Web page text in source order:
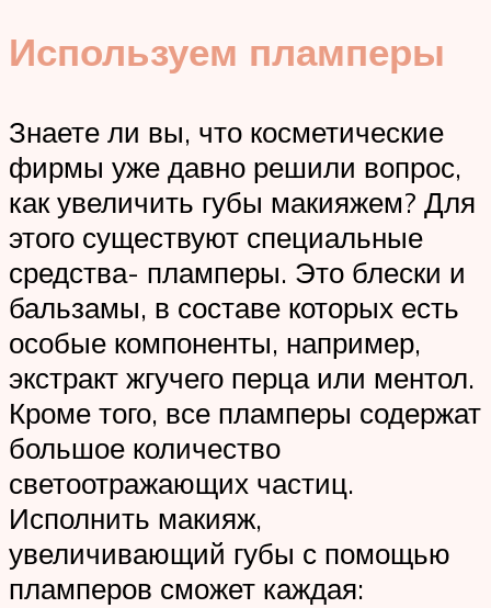
Используем пламперы
Знаете ли вы, что косметические
фирмы уже давно решили вопрос,
как увеличить губы макияжем? Для
этого существуют специальные
средства- пламперы. Это блески и
бальзамы, в составе которых есть
особые компоненты, например,
экстракт жгучего перца или ментол.
Кроме того, все пламперы содержат
большое количество
светоотражающих частиц.
Исполнить макияж,
увеличивающий губы с помощью
пламперов сможет каждая: